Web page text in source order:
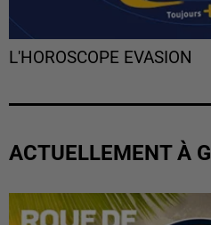
L'HOROSCOPE EVASION
ACTUELLEMENT À